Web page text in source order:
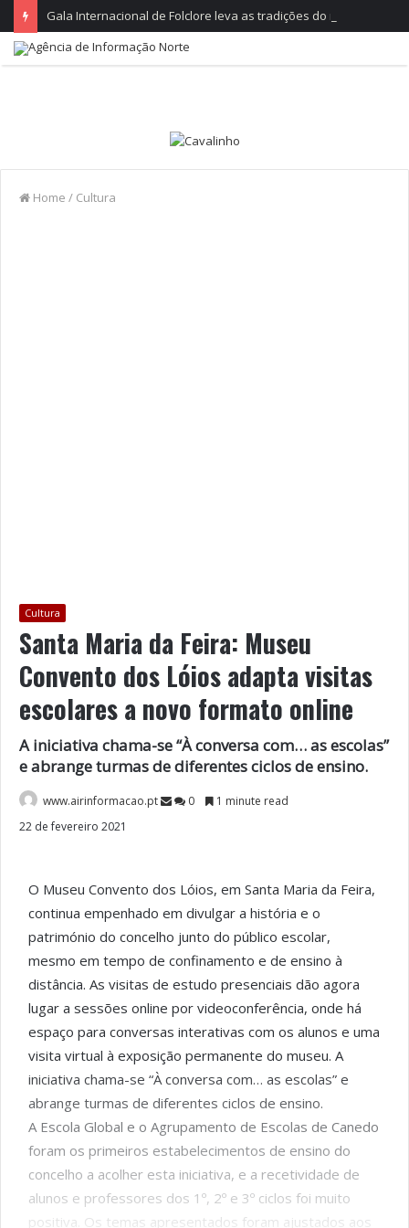
Home / Cultura
Cultura
Santa Maria da Feira: Museu
Convento dos Lóios adapta visitas
escolares a novo formato online
A iniciativa chama-se “À conversa com… as escolas”
e abrange turmas de diferentes ciclos de ensino.
www.airinformacao.pt 0
1 minute read
22 de fevereiro 2021
O Museu Convento dos Lóios, em Santa Maria da Feira,
continua empenhado em divulgar a história e o
património do concelho junto do público escolar,
mesmo em tempo de confinamento e de ensino à
distância. As visitas de estudo presenciais dão agora
lugar a sessões online por videoconferência, onde há
espaço para conversas interativas com os alunos e uma
visita virtual à exposição permanente do museu. A
iniciativa chama-se “À conversa com… as escolas” e
abrange turmas de diferentes ciclos de ensino.
A Escola Global e o Agrupamento de Escolas de Canedo
foram os primeiros estabelecimentos de ensino do
concelho a acolher esta iniciativa, e a recetividade de
alunos e professores dos 1º, 2º e 3º ciclos foi muito
positiva. Os temas apresentados foram ajustados aos